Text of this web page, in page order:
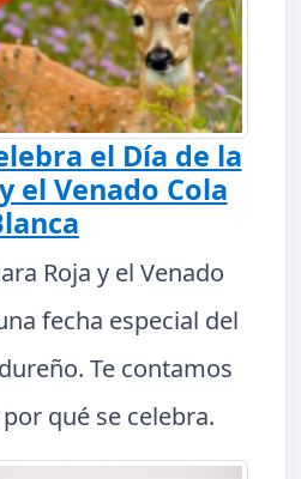
el Día de la
el Venado Cola
Roja y el Venado
fecha especial del
Te contamos
qué se celebra.